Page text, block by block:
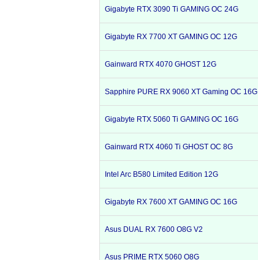
Gigabyte RTX 3090 Ti GAMING OC 24G
Gigabyte RX 7700 XT GAMING OC 12G
Gainward RTX 4070 GHOST 12G
Sapphire PURE RX 9060 XT Gaming OC 16G
Gigabyte RTX 5060 Ti GAMING OC 16G
Gainward RTX 4060 Ti GHOST OC 8G
Intel Arc B580 Limited Edition 12G
Gigabyte RX 7600 XT GAMING OC 16G
Asus DUAL RX 7600 O8G V2
Asus PRIME RTX 5060 O8G